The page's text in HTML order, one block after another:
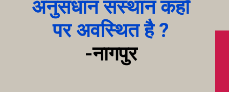
अनुसंधान संस्थान कहाँ
पर अवस्थित है ?
-नागपुर